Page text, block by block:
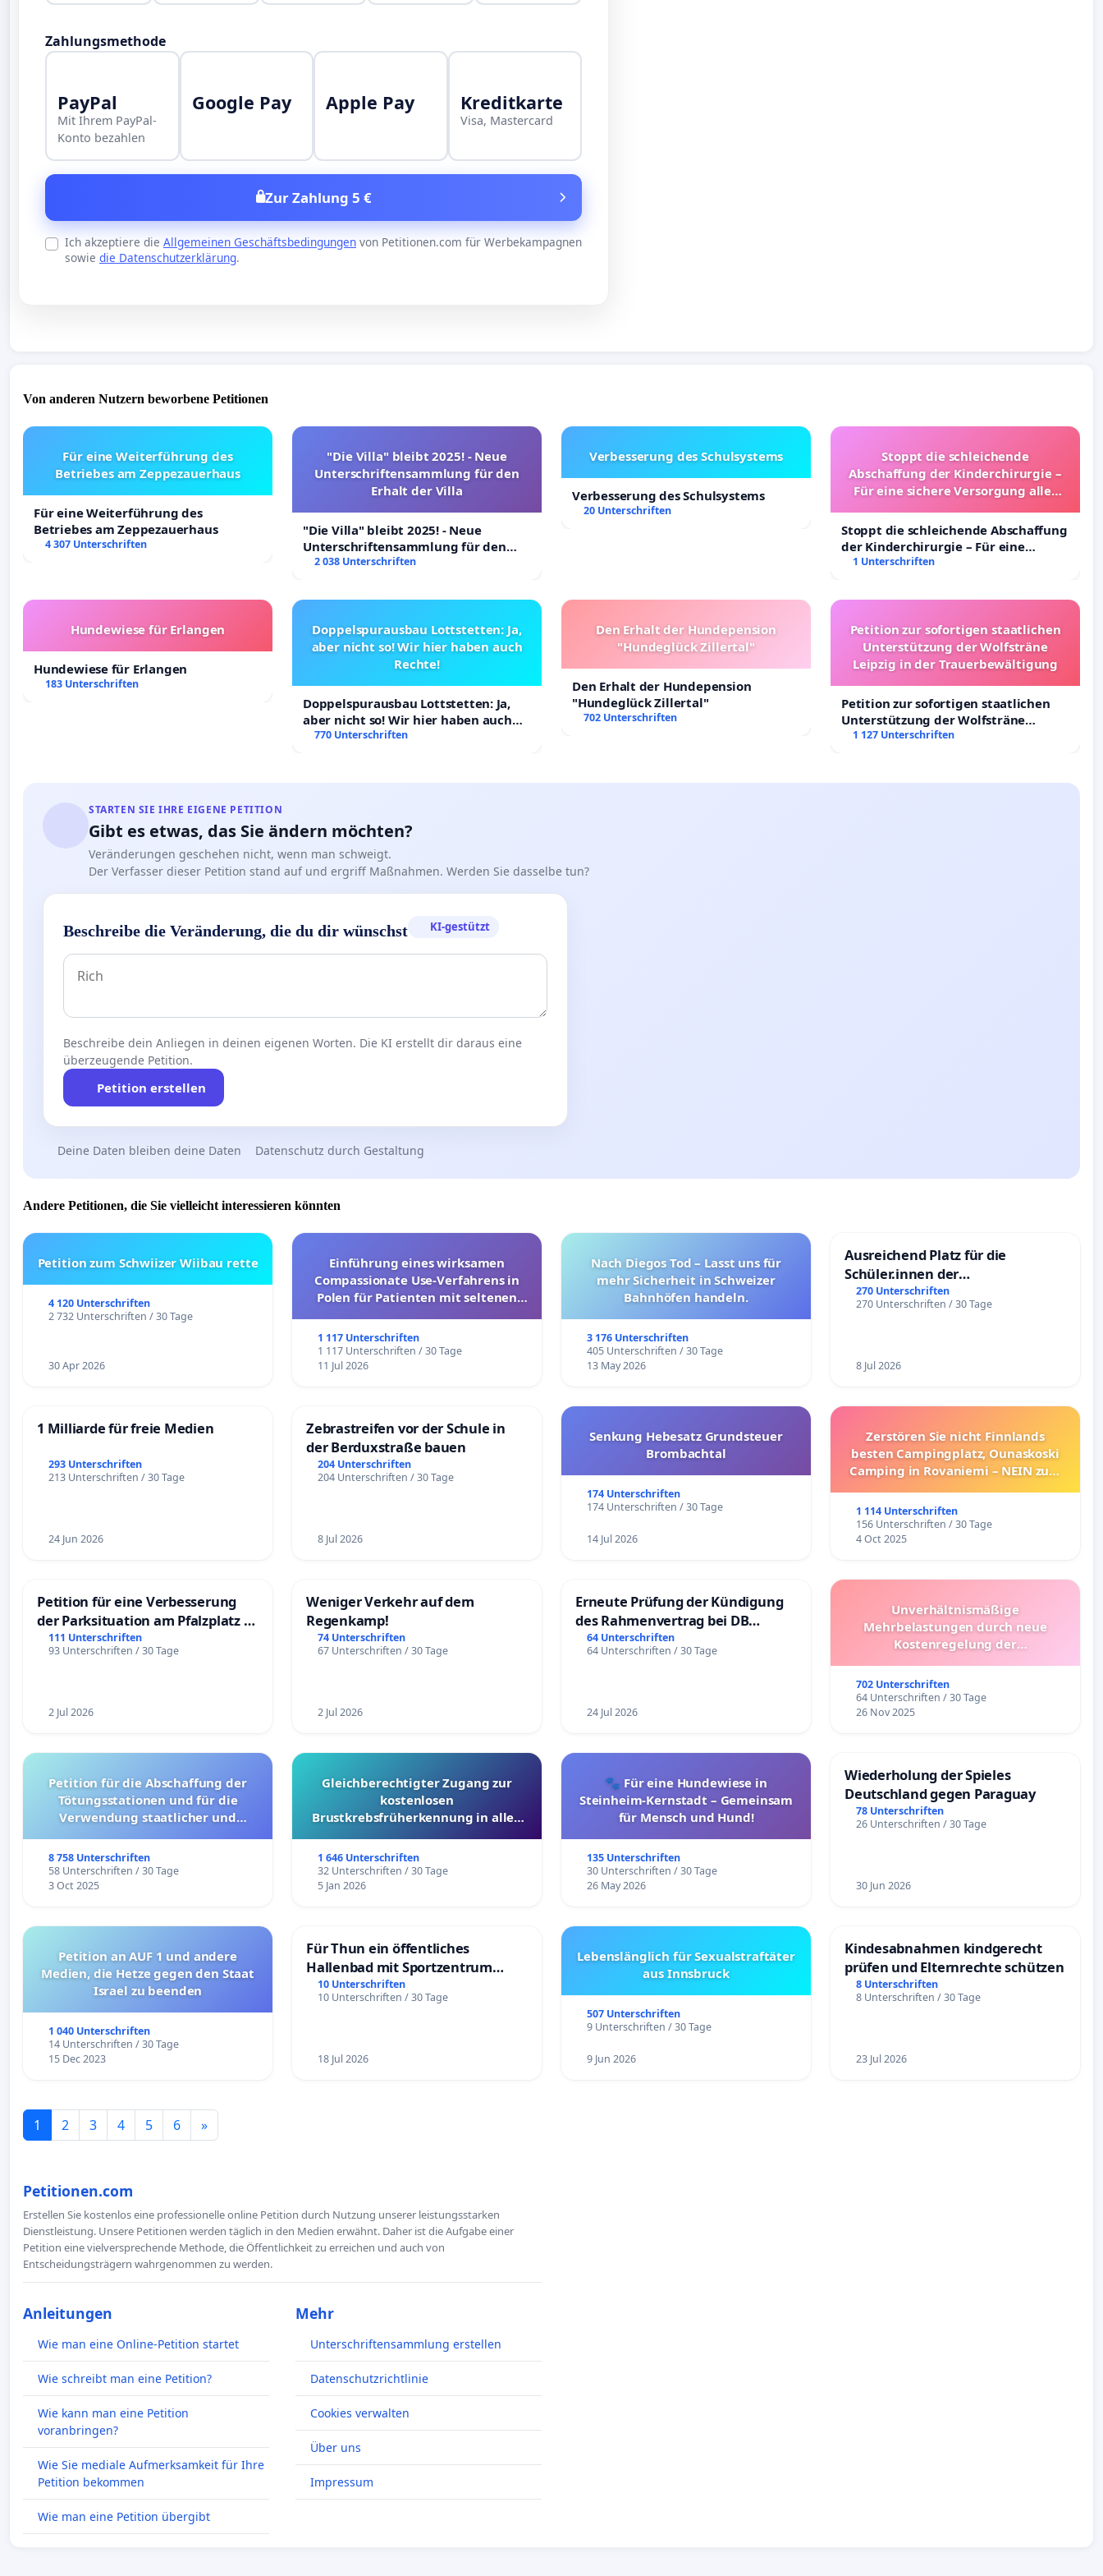
Zahlungsmethode
PayPal
Mit Ihrem PayPal-
Konto bezahlen
Google Pay Apple Pay Kreditkarte
Visa, Mastercard
Zur Zahlung 5 €
Ich akzeptiere die Allgemeinen Geschäftsbedingungen von Petitionen.com für Werbekampagnen
sowie die Datenschutzerklärung.
Von anderen Nutzern beworbene Petitionen
Für eine Weiterführung des
Betriebes am Zeppezauerhaus
Für eine Weiterführung des
Betriebes am Zeppezauerhaus
4 307 Unterschriften
"Die Villa" bleibt 2025! - Neue
Unterschriftensammlung für den
Erhalt der Villa
"Die Villa" bleibt 2025! - Neue
Unterschriftensammlung für den
Erhalt der Villa
2 038 Unterschriften
Verbesserung des Schulsystems
Verbesserung des Schulsystems
20 Unterschriften
Stoppt die schleichende
Abschaffung der Kinderchirurgie –
Für eine sichere Versorgung aller
Stoppt die schleichende Abschaffung
der Kinderchirurgie – Für eine
sichere Versorgung aller Kinder in
1 Unterschriften
Hundewiese für Erlangen
Hundewiese für Erlangen
183 Unterschriften
Doppelspurausbau Lottstetten: Ja,
aber nicht so! Wir hier haben auch
Rechte!
Doppelspurausbau Lottstetten: Ja,
aber nicht so! Wir hier haben auch
Rechte!
770 Unterschriften
Den Erhalt der Hundepension
"Hundeglück Zillertal"
Den Erhalt der Hundepension
"Hundeglück Zillertal"
702 Unterschriften
Petition zur sofortigen staatlichen
Unterstützung der Wolfsträne
Leipzig in der Trauerbewältigung
Petition zur sofortigen staatlichen
Unterstützung der Wolfsträne
Leipzig in der Trauerbewältigung
1 127 Unterschriften
STARTEN SIE IHRE EIGENE PETITION
Gibt es etwas, das Sie ändern möchten?
Veränderungen geschehen nicht, wenn man schweigt.
Der Verfasser dieser Petition stand auf und ergriff Maßnahmen. Werden Sie dasselbe tun?
Beschreibe die Veränderung, die du dir wünschst KI-gestützt
Beschreibe dein Anliegen in deinen eigenen Worten. Die KI erstellt dir daraus eine
überzeugende Petition.
Petition erstellen
Deine Daten bleiben deine Daten Datenschutz durch Gestaltung
Andere Petitionen, die Sie vielleicht interessieren könnten
Petition zum Schwiizer Wiibau rette
4 120 Unterschriften
2 732 Unterschriften / 30 Tage
30 Apr 2026
Einführung eines wirksamen
Compassionate Use-Verfahrens in
Polen für Patienten mit seltenen
1 117 Unterschriften
1 117 Unterschriften / 30 Tage
11 Jul 2026
Nach Diegos Tod – Lasst uns für
mehr Sicherheit in Schweizer
Bahnhöfen handeln.
3 176 Unterschriften
405 Unterschriften / 30 Tage
13 May 2026
Ausreichend Platz für die
Schüler.innen der
Schönbergschule
270 Unterschriften
270 Unterschriften / 30 Tage
8 Jul 2026
1 Milliarde für freie Medien
293 Unterschriften
213 Unterschriften / 30 Tage
24 Jun 2026
Zebrastreifen vor der Schule in
der Berduxstraße bauen
204 Unterschriften
204 Unterschriften / 30 Tage
8 Jul 2026
Senkung Hebesatz Grundsteuer
Brombachtal
174 Unterschriften
174 Unterschriften / 30 Tage
14 Jul 2026
Zerstören Sie nicht Finnlands
besten Campingplatz, Ounaskoski
Camping in Rovaniemi – NEIN zum
1 114 Unterschriften
156 Unterschriften / 30 Tage
4 Oct 2025
Petition für eine Verbesserung
der Parksituation am Pfalzplatz in
Mannheim
111 Unterschriften
93 Unterschriften / 30 Tage
2 Jul 2026
Weniger Verkehr auf dem
Regenkamp!
74 Unterschriften
67 Unterschriften / 30 Tage
2 Jul 2026
Erneute Prüfung der Kündigung
des Rahmenvertrag bei DB
Fahrwegdienste Gmbh
64 Unterschriften
64 Unterschriften / 30 Tage
24 Jul 2026
Unverhältnismäßige
Mehrbelastungen durch neue
Kostenregelung der
Überprüfung und Alternativen
702 Unterschriften
64 Unterschriften / 30 Tage
26 Nov 2025
Petition für die Abschaffung der
Tötungsstationen und für die
Verwendung staatlicher und
8 758 Unterschriften
58 Unterschriften / 30 Tage
3 Oct 2025
Gleichberechtigter Zugang zur
kostenlosen
Brustkrebsfrüherkennung in allen
1 646 Unterschriften
32 Unterschriften / 30 Tage
5 Jan 2026
🐾 Für eine Hundewiese in
Steinheim-Kernstadt – Gemeinsam
für Mensch und Hund!
135 Unterschriften
30 Unterschriften / 30 Tage
26 May 2026
Wiederholung der Spieles
Deutschland gegen Paraguay
78 Unterschriften
26 Unterschriften / 30 Tage
30 Jun 2026
Petition an AUF 1 und andere
Medien, die Hetze gegen den Staat
Israel zu beenden
1 040 Unterschriften
14 Unterschriften / 30 Tage
15 Dec 2023
Für Thun ein öffentliches
Hallenbad mit Sportzentrum
schaffen
10 Unterschriften
10 Unterschriften / 30 Tage
18 Jul 2026
Lebenslänglich für Sexualstraftäter
aus Innsbruck
507 Unterschriften
9 Unterschriften / 30 Tage
9 Jun 2026
Kindesabnahmen kindgerecht
prüfen und Elternrechte schützen
8 Unterschriften
8 Unterschriften / 30 Tage
23 Jul 2026
1 2 3 4 5 6 »
Petitionen.com
Erstellen Sie kostenlos eine professionelle online Petition durch Nutzung unserer leistungsstarken
Dienstleistung. Unsere Petitionen werden täglich in den Medien erwähnt. Daher ist die Aufgabe einer
Petition eine vielversprechende Methode, die Öffentlichkeit zu erreichen und auch von
Entscheidungsträgern wahrgenommen zu werden.
Anleitungen
Wie man eine Online-Petition startet
Wie schreibt man eine Petition?
Wie kann man eine Petition
voranbringen?
Wie Sie mediale Aufmerksamkeit für Ihre
Petition bekommen
Wie man eine Petition übergibt
Mehr
Unterschriftensammlung erstellen
Datenschutzrichtlinie
Cookies verwalten
Über uns
Impressum